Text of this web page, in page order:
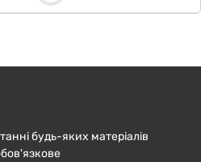
будь-яких матеріалів